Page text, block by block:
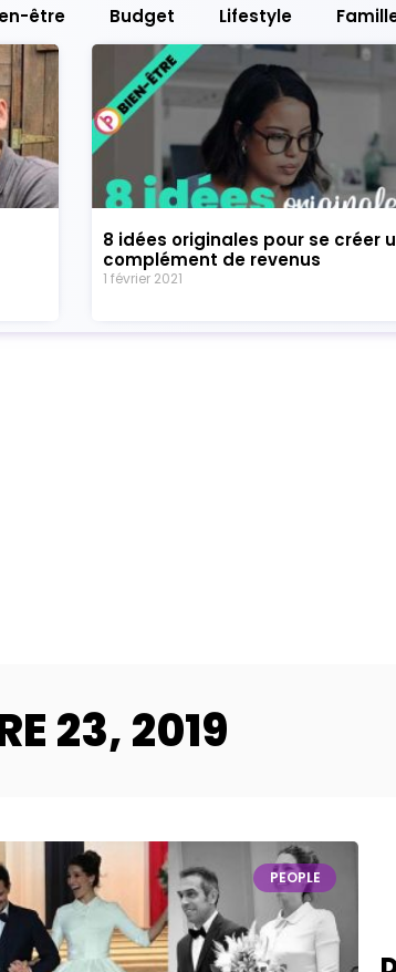
être Budget Lifestyle
8 idées originales pour se créer
complément de revenus
1 février 2021
23, 2019
PEOPLE